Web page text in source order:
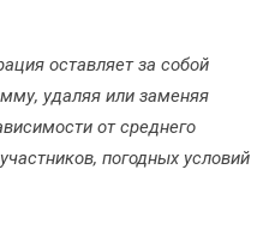
оставляет за собой
удаляя или заменяя
от среднего
погодных условий